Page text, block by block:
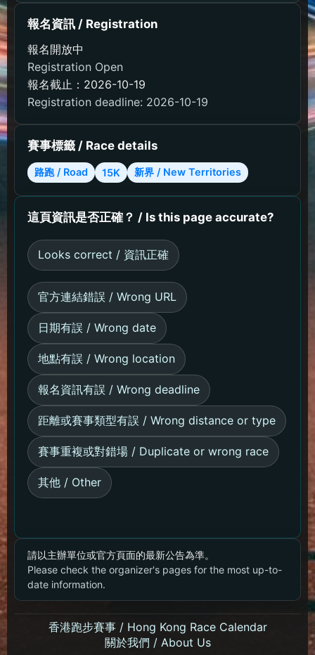
報名資訊 / Registration
報名開放中
Registration Open
報名截止：2026-10-19
Registration deadline: 2026-10-19
賽事標籤 / Race details
路跑 / Road 15K 新界 / New Territories
這頁資訊是否正確？ / Is this page accurate?
Looks correct / 資訊正確
官方連結錯誤 / Wrong URL
日期有誤 / Wrong date
地點有誤 / Wrong location
報名資訊有誤 / Wrong deadline
距離或賽事類型有誤 / Wrong distance or type
賽事重複或對錯場 / Duplicate or wrong race
其他 / Other
請以主辦單位或官方頁面的最新公告為準。
Please check the organizer's pages for the most up-to-
date information.
香港跑步賽事 / Hong Kong Race Calendar
關於我們 / About Us